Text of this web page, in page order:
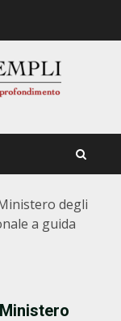
degli
a guida